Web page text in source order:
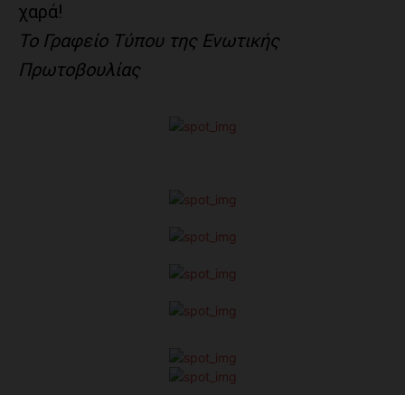
χαρά!
Το Γραφείο Τύπου της Ενωτικής
Πρωτοβουλίας